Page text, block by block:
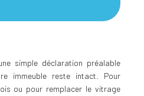
simple déclaration préalable
immeuble reste intact. Pour
ou pour remplacer le vitrage